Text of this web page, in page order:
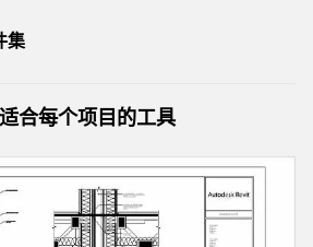
集
合每个项目的工具